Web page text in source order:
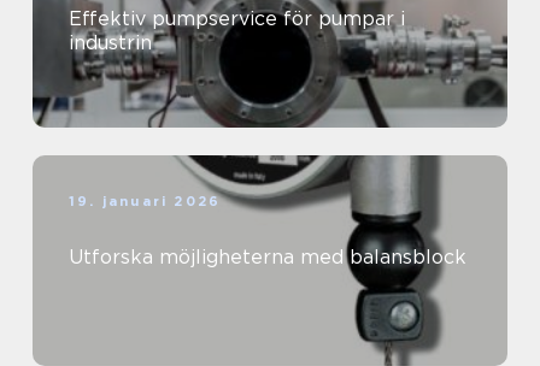
Effektiv pumpservice för pumpar i
industrin
19. januari 2026
Utforska möjligheterna med balansblock